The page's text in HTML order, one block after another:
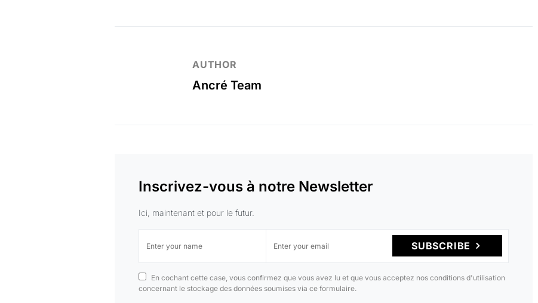
AUTHOR
Ancré Team
Inscrivez-vous à notre Newsletter
Ici, maintenant et pour le futur.
SUBSCRIBE
En cochant cette case, vous confirmez que vous avez lu et que vous acceptez nos conditions d'utilisation
concernant le stockage des données soumises via ce formulaire.